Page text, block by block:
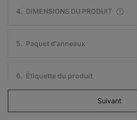
Suivant
4. DIMENSIONS DU PRODUIT
5. Paquet d'anneaux
6. Étiquette du produit
Ajouter au panier